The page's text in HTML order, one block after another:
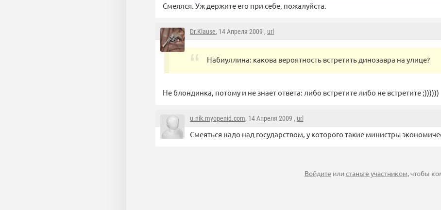
Смеялся. Уж держите его при себе, пожалуйста.
Dr.Klause, 14 Апреля 2009 , url
Набиуллина: какова вероятность встретить динозавра на улице?
Не блондинка, потому и не знает ответа: либо встретите либо не встретите ;))))))
u.nik.myopenid.com, 14 Апреля 2009 , url
Смеяться надо над государством, у которого такие министры
Войдите илистаньте участником, чтобы